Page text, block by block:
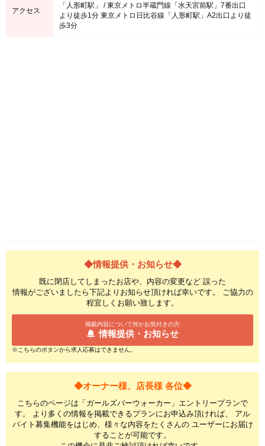
アクセス
「人形町駅」 / 東京メトロ半蔵門線「水天宮前駅」7番出口
より徒歩1分 東京メトロ日比谷線「人形町駅」A2出口より徒
歩3分
◆情報提供・お知らせ◆
既に閉店してしまったお店や、内容の変更など 誤った
情報がございましたら下記よりお知らせ頂ければ幸いです。 ご協力の
程宜しくお願い致します。
掲載内容について何かお気付きの方
情報提供・お知らせ
※こちらのボタンから求人応募はできません。
◆オーナー様、店長様 各位◆
こちらのページは「ガールズバーウォーカー」エントリープランで
す。 より多くの情報を掲載できるプランにお申込み頂ければ、 アル
バイト募集機能をはじめ、様々な内容をたくさんの ユーザーにお届け
することが可能です。